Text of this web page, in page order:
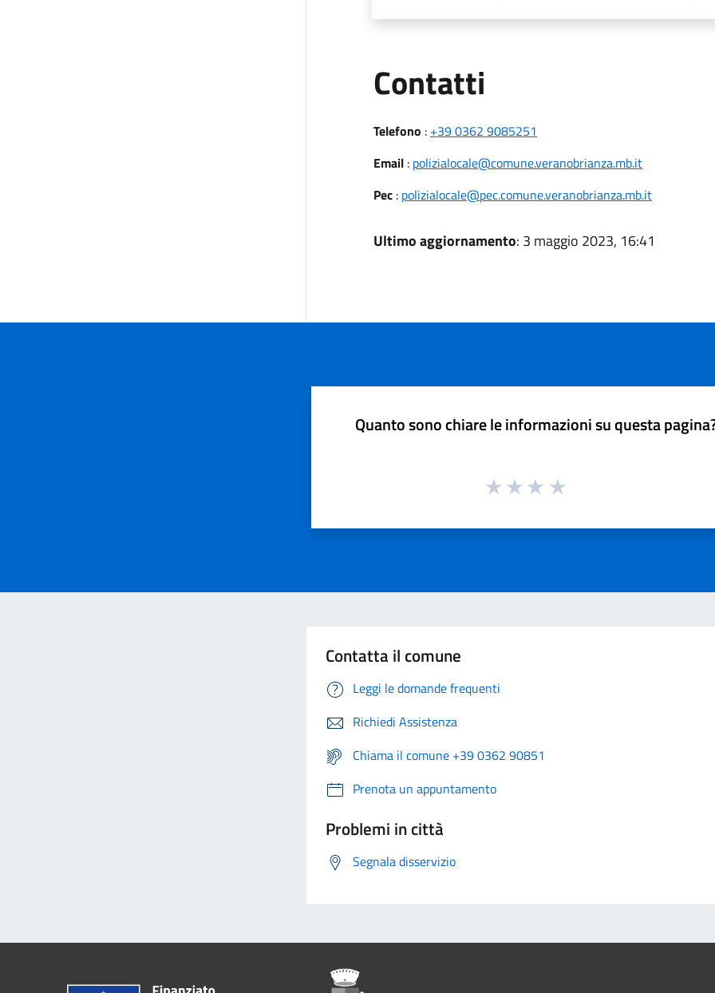
Contatti
Telefono : +39 0362 9085251
Email: polizialocale@comune.veranobrianza.mb.it
Pec: polizialocale@pec.comune.veranobrianza.mb.it
Ultimo aggiornamento: 3 maggio 2023, 16:41
Quanto sono chiare le informazioni su questa
Contatta il comune
Leggi le domande frequenti
Richiedi Assistenza
Chiama il comune +39 0362 90851
Prenota un appuntamento
Problemi in città
Segnala disservizio